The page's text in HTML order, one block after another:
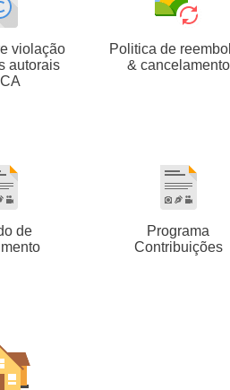
violação
autorais
Politica de
& cancelamento
de
Programa
Contribuições